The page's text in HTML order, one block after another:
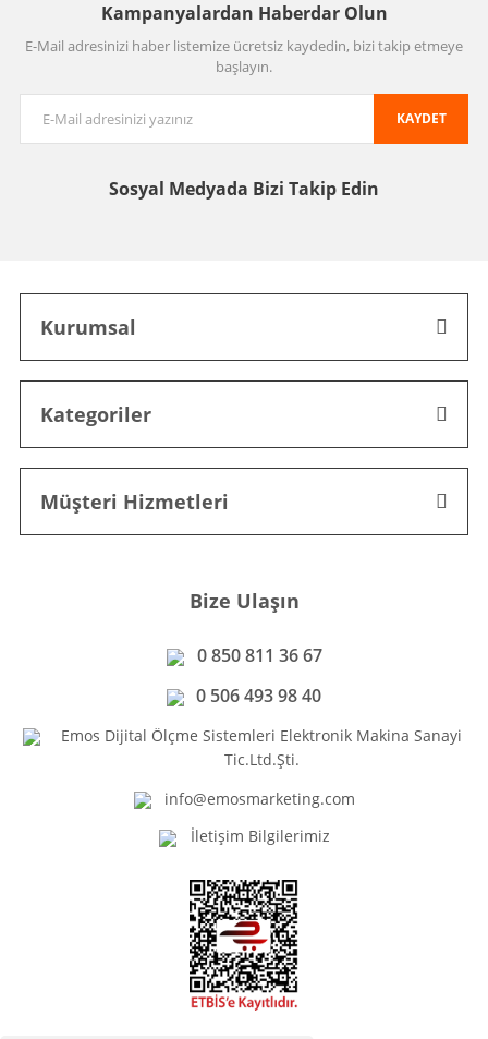
Kampanyalardan Haberdar Olun
E-Mail adresinizi haber listemize ücretsiz kaydedin, bizi takip etmeye
başlayın.
KAYDET
Sosyal Medyada Bizi Takip Edin
Kurumsal
Kategoriler
Müşteri Hizmetleri
Bize Ulaşın
0 850 811 36 67
0 506 493 98 40
Emos Dijital Ölçme Sistemleri Elektronik Makina Sanayi
Tic.Ltd.Şti.
info@emosmarketing.com
İletişim Bilgilerimiz